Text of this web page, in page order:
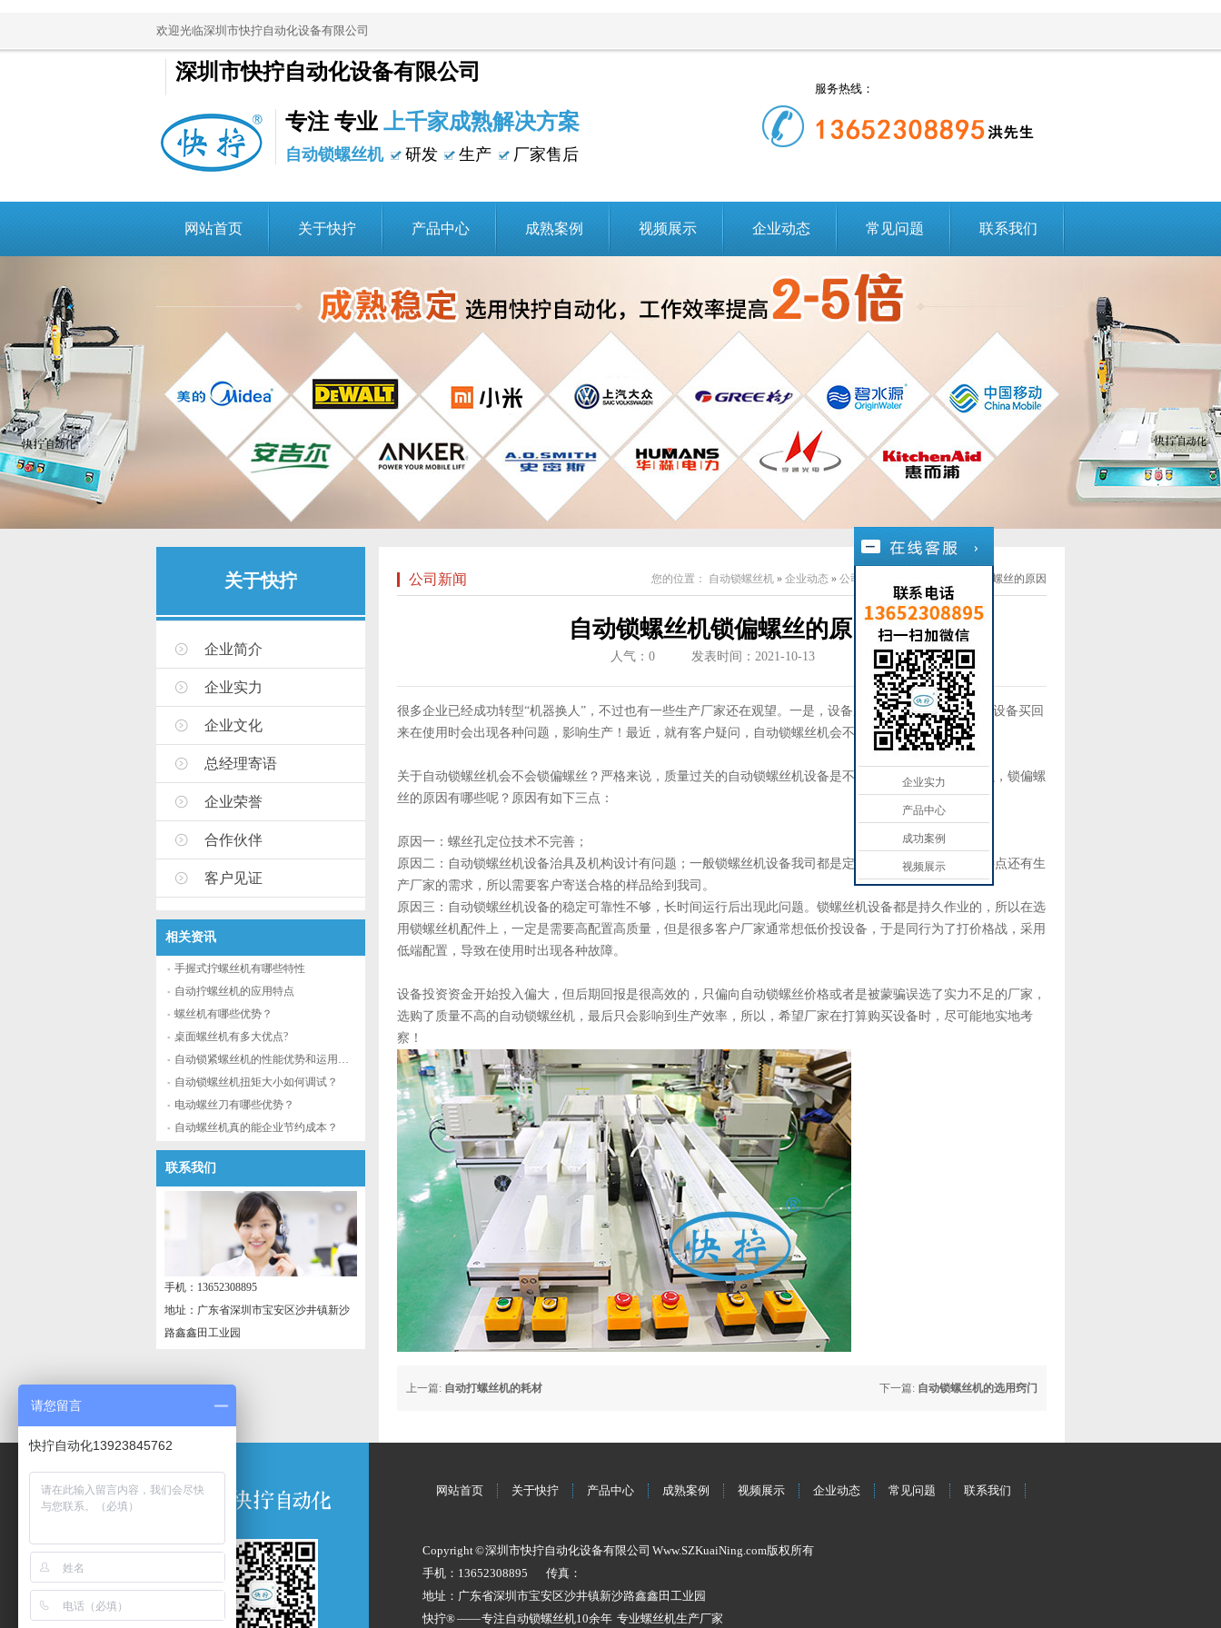
欢迎光临深圳市快拧自动化设备有限公司
深圳市快拧自动化设备有限公司
专注 专业 上千家成熟解决方案
自动锁螺丝机 研发 生产 厂家售后
服务热线：
网站首页 关于快拧 产品中心 成熟案例 视频展示 企业动态 常见问题 联系我们
关于快拧
企业简介
企业实力
企业文化
总经理寄语
企业荣誉
合作伙伴
客户见证
相关资讯
手握式拧螺丝机有哪些特性
自动拧螺丝机的应用特点
螺丝机有哪些优势？
桌面螺丝机有多大优点?
自动锁紧螺丝机的性能优势和运用流程
自动锁螺丝机扭矩大小如何调试？
电动螺丝刀有哪些优势？
自动螺丝机真的能企业节约成本？
联系我们
手机：13652308895
地址：广东省深圳市宝安区沙井镇新沙
路鑫鑫田工业园
公司新闻 您的位置： 自动锁螺丝机 » 企业动态 » 公司新闻 自动锁螺丝机锁偏螺丝的原因
自动锁螺丝机锁偏螺丝的原因
人气： 0 发表时间：2021-10-13
很多企业已经成功转型“机器换人”，不过也有一些生产厂家还在观望。一是，设备成本投入大；二是，担心设备买回
来在使用时会出现各种问题，影响生产！最近，就有客户疑问，自动锁螺丝机会不会锁偏螺丝？
关于自动锁螺丝机会不会锁偏螺丝？严格来说，质量过关的自动锁螺丝机设备是不会出现锁偏螺丝的，那么，锁偏螺
丝的原因有哪些呢？原因有如下三点：
原因一：螺丝孔定位技术不完善；
原因二：自动锁螺丝机设备治具及机构设计有问题；一般锁螺丝机设备我司都是定制的，需要结合产品的特点还有生
产厂家的需求，所以需要客户寄送合格的样品给到我司。
原因三：自动锁螺丝机设备的稳定可靠性不够，长时间运行后出现此问题。锁螺丝机设备都是持久作业的，所以在选
用锁螺丝机配件上，一定是需要高配置高质量，但是很多客户厂家通常想低价投设备，于是同行为了打价格战，采用
低端配置，导致在使用时出现各种故障。
设备投资资金开始投入偏大，但后期回报是很高效的，只偏向自动锁螺丝价格或者是被蒙骗误选了实力不足的厂家，
选购了质量不高的自动锁螺丝机，最后只会影响到生产效率，所以，希望厂家在打算购买设备时，尽可能地实地考
察！
下一篇: 自动锁螺丝机的选用窍门
上一篇: 自动打螺丝机的耗材
网站首页 关于快拧 产品中心 成熟案例 视频展示 企业动态 常见问题 联系我们
Copyright © 深圳市快拧自动化设备有限公司 Www.SZKuaiNing.com版权所有
手机：13652308895
传真：
地址：广东省深圳市宝安区沙井镇新沙路鑫鑫田工业园
快拧® —— 专注自动锁螺丝机10余年 专业螺丝机生产厂家
企业实力
产品中心
成功案例
视频展示
请您留言
快拧自动化13923845762